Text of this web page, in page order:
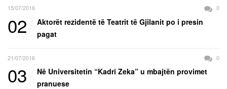
15/07/2016 0
02
Aktorët rezidentë të Teatrit të Gjilanit po i presin
pagat
21/07/2016 0
03
Në Universitetin “Kadri Zeka” u mbajtën provimet
pranuese